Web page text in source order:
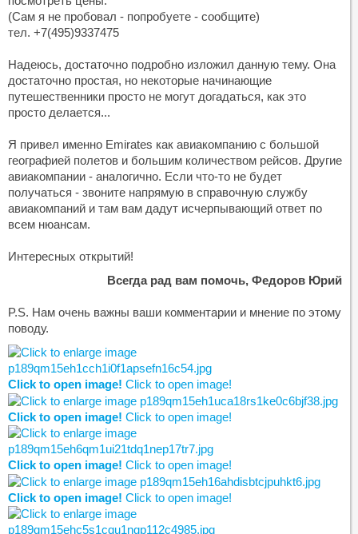
(Сам я не пробовал - попробуете - сообщите)
тел. +7(495)9337475
Надеюсь, достаточно подробно изложил данную тему. Она
достаточно простая, но некоторые начинающие
путешественники просто не могут догадаться, как это
просто делается...
Я привел именно Emirates как авиакомпанию с большой
географией полетов и большим количеством рейсов. Другие
авиакомпании - аналогично. Если что-то не будет
получаться - звоните напрямую в справочную службу
авиакомпаний и там вам дадут исчерпывающий ответ по
всем нюансам.
Интересных открытий!
Всегда рад вам помочь, Федоров Юрий
P.S. Нам очень важны ваши комментарии и мнение по этому
поводу.
Click to open image! Click to open image!
Click to open image! Click to open image!
Click to open image! Click to open image!
Click to open image! Click to open image!